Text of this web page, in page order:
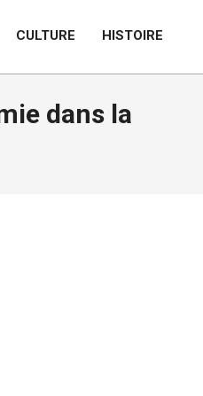
CULTURE HISTOIRE
dans la